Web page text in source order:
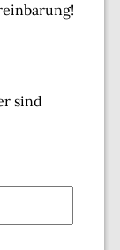
sind